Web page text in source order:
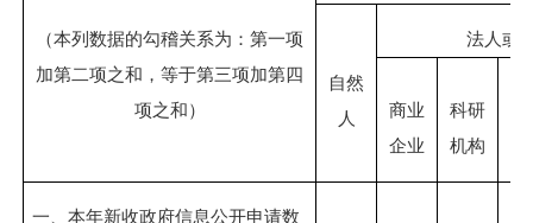
（本列数据的勾稽关系为：第一项
加第二项之和，等于第三项加第四
项之和）
自然
人
法人或
商业
企业
科研
机构
一、本年新收政府信息公开申请数